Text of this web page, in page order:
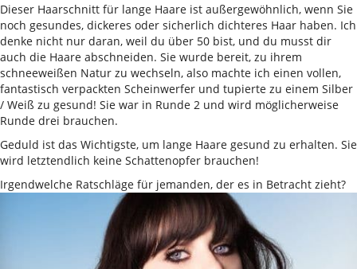
Dieser Haarschnitt für lange Haare ist außergewöhnlich, wenn Sie
noch gesundes, dickeres oder sicherlich dichteres Haar haben. Ich
denke nicht nur daran, weil du über 50 bist, und du musst dir
auch die Haare abschneiden. Sie wurde bereit, zu ihrem
schneeweißen Natur zu wechseln, also machte ich einen vollen,
fantastisch verpackten Scheinwerfer und tupierte zu einem Silber
/ Weiß zu gesund! Sie war in Runde 2 und wird möglicherweise
Runde drei brauchen.
Geduld ist das Wichtigste, um lange Haare gesund zu erhalten. Sie
wird letztendlich keine Schattenopfer brauchen!
Irgendwelche Ratschläge für jemanden, der es in Betracht zieht?